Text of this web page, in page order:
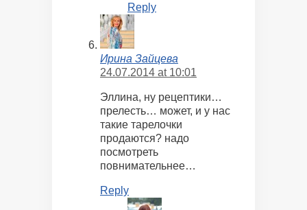
Reply
Ирина Зайцева
24.07.2014 at 10:01
Эллина, ну рецептики…
прелесть… может, и у нас
такие тарелочки
продаются? надо
посмотреть
повнимательнее…
Reply